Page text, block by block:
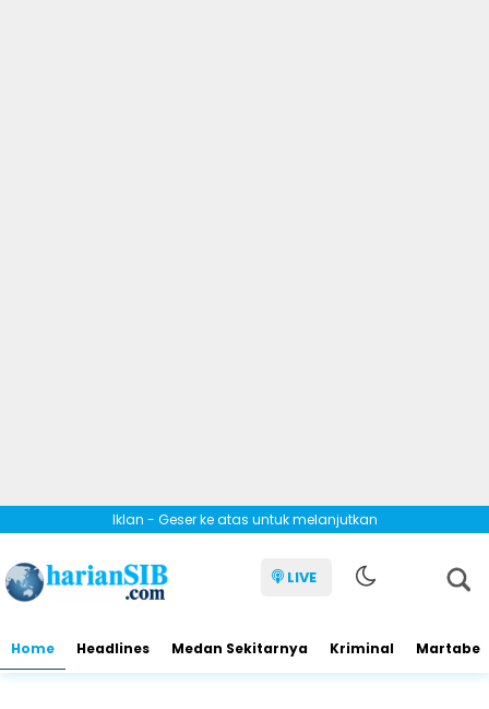
Iklan - Geser ke atas untuk melanjutkan
LIVE
Home Headlines Medan Sekitarnya Kriminal Martabe